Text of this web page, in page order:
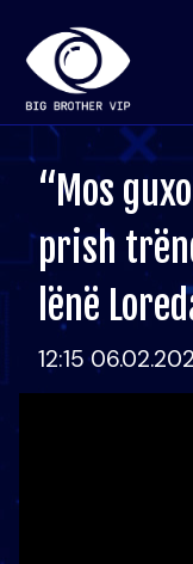
“Mos
prish
lënë
12:15